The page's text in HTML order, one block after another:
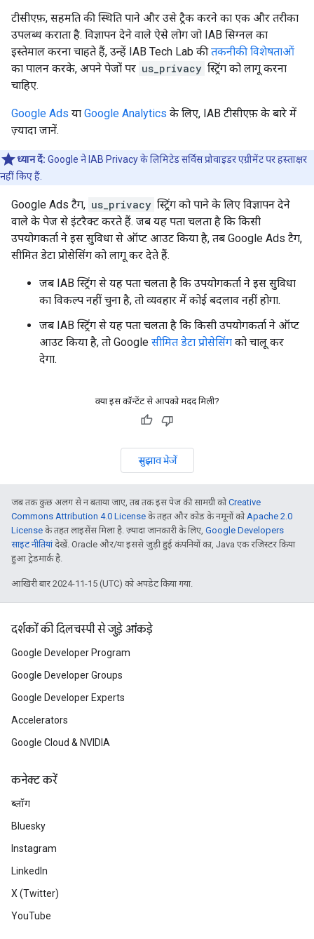
टीसीएफ़, सहमति की स्थिति पाने और उसे ट्रैक करने का एक और तरीका
उपलब्ध कराता है. विज्ञापन देने वाले ऐसे लोग जो IAB सिग्नल का
इस्तेमाल करना चाहते हैं, उन्हें IAB Tech Lab कीतकनीकी विशेषताओं
का पालन करके, अपने पेजों पर us_privacy स्ट्रिंग को लागू करना
चाहिए.
Google Ads या Google Analytics के लिए, IAB टीसीएफ़ के बारे में
ज़्यादा जानें.
ध्यान दें: Google ने IAB Privacy के लिमिटेड सर्विस प्रोवाइडर एग्रीमेंट पर हस्ताक्षर
नहीं किए हैं.
Google Ads टैग, us_privacy स्ट्रिंग को पाने के लिए विज्ञापन देने
वाले के पेज से इंटरैक्ट करते हैं. जब यह पता चलता है कि किसी
उपयोगकर्ता ने इस सुविधा से ऑप्ट आउट किया है, तब Google Ads टैग,
सीमित डेटा प्रोसेसिंग को लागू कर देते हैं.
जब IAB स्ट्रिंग से यह पता चलता है कि उपयोगकर्ता ने इस सुविधा
का विकल्प नहीं चुना है, तो व्यवहार में कोई बदलाव नहीं होगा.
जब IAB स्ट्रिंग से यह पता चलता है कि किसी उपयोगकर्ता ने ऑप्ट
आउट किया है, तो Google सीमित डेटा प्रोसेसिंग को चालू कर
देगा.
क्या इस कॉन्टेंट से आपको मदद मिली?
सुझाव भेजें
जब तक कुछ अलग से न बताया जाए, तब तक इस पेज की सामग्री कोCreative
Commons Attribution 4.0 License के तहत और कोड के नमूनों कोApache 2.0
License के तहत लाइसेंस मिला है. ज़्यादा जानकारी के लिए, Google Developers
साइट नीतियांदेखें. Oracle और/या इससे जुड़ी हुई कंपनियों का, Java एक रजिस्टर किया
हुआ ट्रेडमार्क है.
आखिरी बार 2024-11-15 (UTC) को अपडेट किया गया.
दर्शकों की दिलचस्पी से जुड़े आंकड़े
Google Developer Program
Google Developer Groups
Google Developer Experts
Accelerators
Google Cloud & NVIDIA
कनेक्ट करें
ब्लॉग
Bluesky
Instagram
LinkedIn
X (Twitter)
YouTube